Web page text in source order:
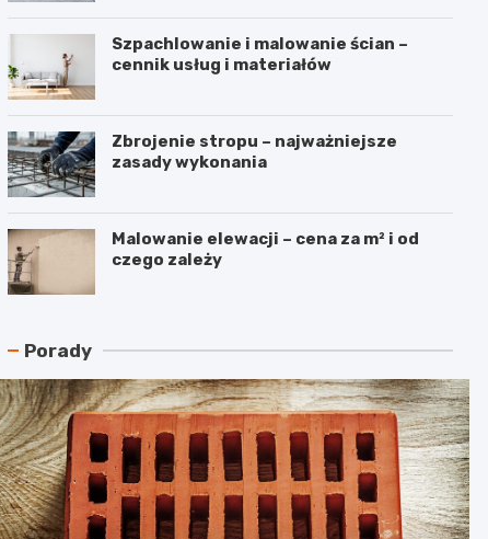
Szpachlowanie i malowanie ścian –
cennik usług i materiałów
Zbrojenie stropu – najważniejsze
zasady wykonania
Malowanie elewacji – cena za m² i od
czego zależy
Porady